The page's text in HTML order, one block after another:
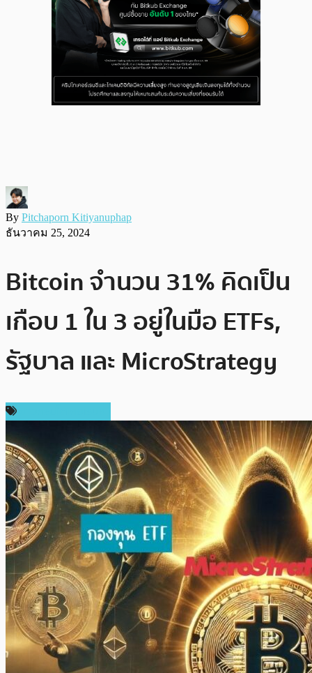
By Pitchaporn Kitiyanuphap
ธันวาคม 25, 2024
Bitcoin จำนวน 31% คิดเป็น
เกือบ 1 ใน 3 อยู่ในมือ ETFs,
รัฐบาล และ MicroStrategy